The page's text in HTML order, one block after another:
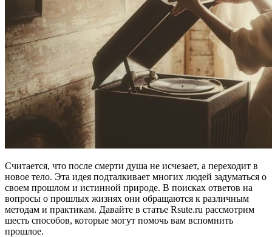
Считается, что после смерти душа не исчезает, а переходит в
новое тело. Эта идея подталкивает многих людей задуматься о
своем прошлом и истинной природе. В поисках ответов на
вопросы о прошлых жизнях они обращаются к различным
методам и практикам. Давайте в статье Rsute.ru рассмотрим
шесть способов, которые могут помочь вам вспомнить
прошлое.